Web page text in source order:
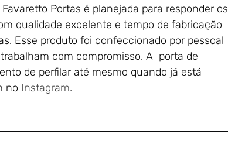
Portas é planejada para responder os
qualidade excelente e tempo de fabricação
Esse produto foi confeccionado por pessoal
com compromisso. A porta de
de perfilar até mesmo quando já está
no Instagram.